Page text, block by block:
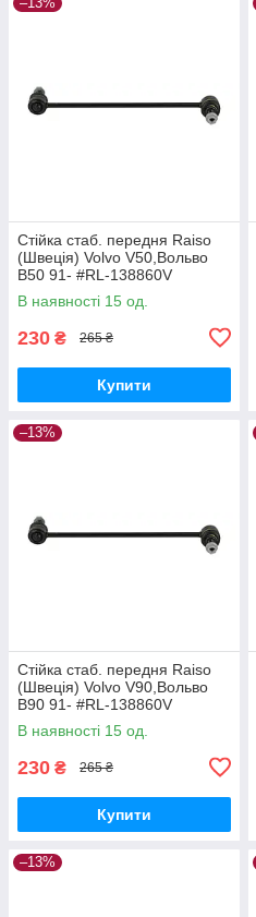
Стійка стаб. передня Raiso
(Швеція) Volvo V50,Вольво
В50 91- #RL-138860V
UAYYIOR17
В наявності 15 од.
230 ₴ 265 ₴
Купити
–13%
Стійка стаб. передня Raiso
(Швеція) Volvo V90,Вольво
В90 91- #RL-138860V
UAQEZFD17
В наявності 15 од.
230 ₴ 265 ₴
Купити
–13%